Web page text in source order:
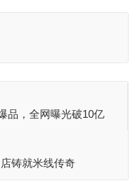
品，全网曝光破10亿
铸就米线传奇